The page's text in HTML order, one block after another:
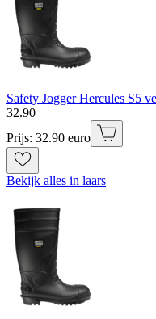
Safety Jogger Hercules S5
32.90
Prijs: 32.90 euro
Bekijk alles in laars